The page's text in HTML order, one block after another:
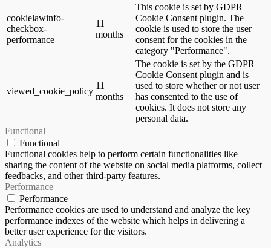
cookielawinfo-
checkbox-
performance
11
months
This cookie is set by GDPR
Cookie Consent plugin. The
cookie is used to store the user
consent for the cookies in the
category "Performance".
viewed_cookie_policy
11
months
The cookie is set by the GDPR
Cookie Consent plugin and is
used to store whether or not user
has consented to the use of
cookies. It does not store any
personal data.
Functional
Functional
Functional cookies help to perform certain functionalities like
sharing the content of the website on social media platforms, collect
feedbacks, and other third-party features.
Performance
Performance
Performance cookies are used to understand and analyze the key
performance indexes of the website which helps in delivering a
better user experience for the visitors.
Analytics